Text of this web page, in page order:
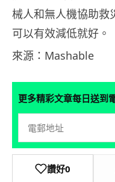
械人和無人機協助救
可以有效減低就好。
來源：Mashable
更多精彩文章每日送到
讚好0